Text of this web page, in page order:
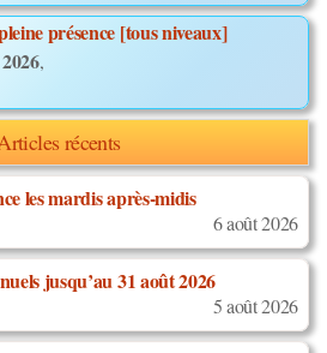
présence [tous niveaux]
,
récents
les mardis après-midis
6 août 2026
jusqu’au 31 août 2026
5 août 2026